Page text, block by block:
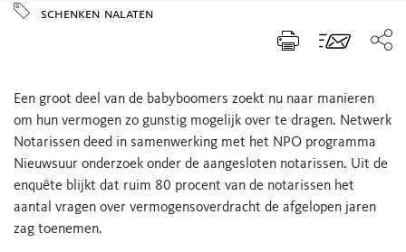
schenken nalaten
Een groot deel van de babyboomers zoekt nu naar manieren
om hun vermogen zo gunstig mogelijk over te dragen. Netwerk
Notarissen deed in samenwerking met het NPO programma
Nieuwsuur onderzoek onder de aangesloten notarissen. Uit de
enquête blijkt dat ruim 80 procent van de notarissen het
aantal vragen over vermogensoverdracht de afgelopen jaren
zag toenemen.